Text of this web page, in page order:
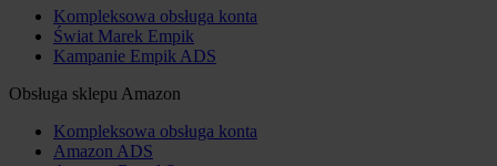
Kompleksowa obsługa konta
Świat Marek Empik
Kampanie Empik ADS
Obsługa sklepu Amazon
Kompleksowa obsługa konta
Amazon ADS